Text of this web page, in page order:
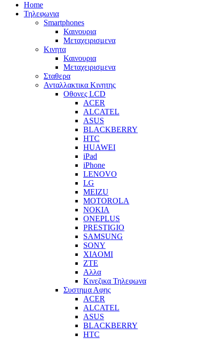
Home
Τηλεφωνια
Smartphones
Καινουρια
Μεταχειρισμενα
Κινητα
Καινουρια
Μεταχειρισμενα
Σταθερα
Ανταλλακτικα Κινητης
Οθονες LCD
ACER
ALCATEL
ASUS
BLACKBERRY
HTC
HUAWEI
iPad
iPhone
LENOVO
LG
MEIZU
MOTOROLA
NOKIA
ONEPLUS
PRESTIGIO
SAMSUNG
SONY
XIAOMI
ZTE
Αλλα
Κινεζικα Τηλεφωνα
Συστημα Αφης
ACER
ALCATEL
ASUS
BLACKBERRY
HTC